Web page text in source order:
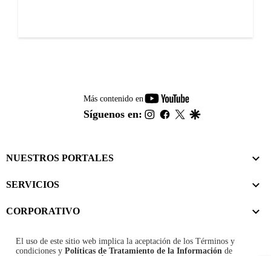
Más contenido en
youtube-
footer
Síguenos en: instagram
facebook
twitter
NUESTROS PORTALES
SERVICIOS
CORPORATIVO
El uso de este sitio web implica la aceptación de los Términos y
condiciones y Políticas de Tratamiento de la Información de